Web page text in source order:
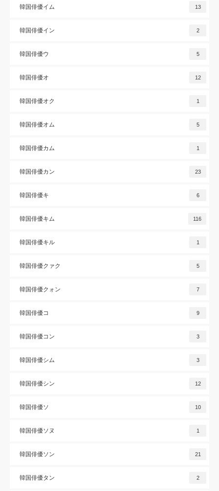
韓国俳優イム 13
韓国俳優イン 2
韓国俳優ウ 5
韓国俳優オ 12
韓国俳優オク 1
韓国俳優オム 5
韓国俳優カム 1
韓国俳優カン 23
韓国俳優キ 6
韓国俳優キム 116
韓国俳優キル 1
韓国俳優クァク 5
韓国俳優クォン 7
韓国俳優コ 9
韓国俳優コン 3
韓国俳優シム 3
韓国俳優シン 12
韓国俳優ソ 10
韓国俳優ソヌ 1
韓国俳優ソン 21
韓国俳優タン 2